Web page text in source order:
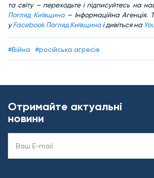
та світу – переходьте і підписуйтесь на
Погляд Київщина– Інформаційна Агенція.
уFacebook Погляд Київщина і дивіться на
#Війна #російська агресія
Отримайте актуальні
новини